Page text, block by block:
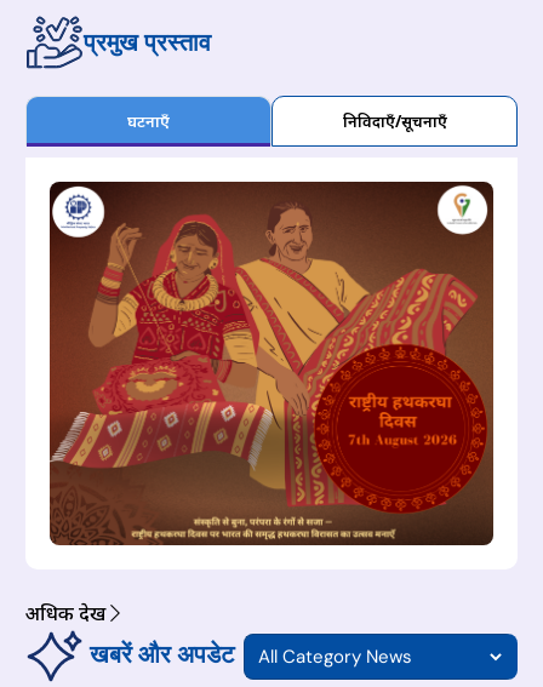
प्रमुख प्रस्ताव
घटनाएँ निविदाएँ/सूचनाएँ
अधिक देखें
खबरें और अपडेट